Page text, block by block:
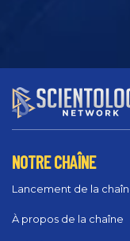
NOTRE CHAÎNE
Lancement de la
À propos de la chaîne